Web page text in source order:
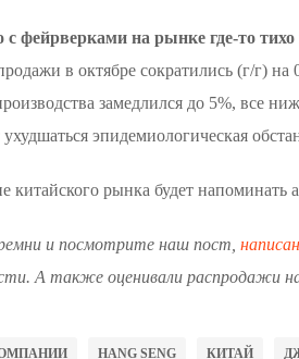
фейрверками на рынке где-то
в октябре сократились (г/г) на
замедлился до 5%, все
эпидемиологическая
китайского рынка будет напоминать
и посмотрите наш пост,
А также оценивали распродажи
HANG SENG КИТАЙ